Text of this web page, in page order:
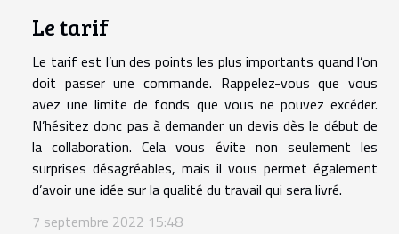
Le tarif
Le tarif est l’un des points les plus importants quand l’on
doit passer une commande. Rappelez-vous que vous
avez une limite de fonds que vous ne pouvez excéder.
N’hésitez donc pas à demander un devis dès le début de
la collaboration. Cela vous évite non seulement les
surprises désagréables, mais il vous permet également
d’avoir une idée sur la qualité du travail qui sera livré.
7 septembre 2022 15:48